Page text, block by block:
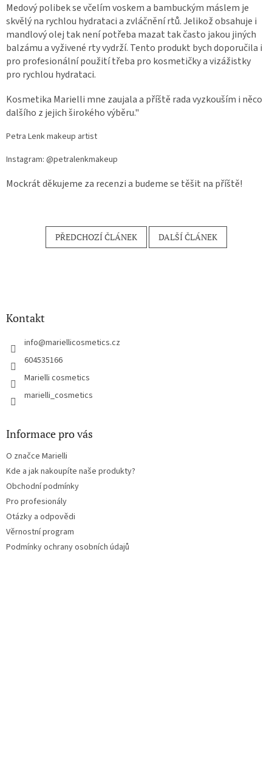
Medový polibek se včelím voskem a bambuckým máslem je
skvělý na rychlou hydrataci a zvláčnění rtů. Jelikož obsahuje i
mandlový olej tak není potřeba mazat tak často jakou jiných
balzámu a vyživené rty vydrží. Tento produkt bych doporučila i
pro profesionální použití třeba pro kosmetičky a vizážistky
pro rychlou hydrataci.
Kosmetika Marielli mne zaujala a příště rada vyzkouším i něco
dalšího z jejich širokého výběru."
Petra Lenk makeup artist
Instagram: @petralenkmakeup
Mockrát děkujeme za recenzi a budeme se těšit na příště!
PŘEDCHOZÍ ČLÁNEK DALŠÍ ČLÁNEK
Kontakt
info@mariellicosmetics.cz
604535166
Marielli cosmetics
marielli_cosmetics
Informace pro vás
O značce Marielli
Kde a jak nakoupíte naše produkty?
Obchodní podmínky
Pro profesionály
Otázky a odpovědi
Věrnostní program
Podmínky ochrany osobních údajů